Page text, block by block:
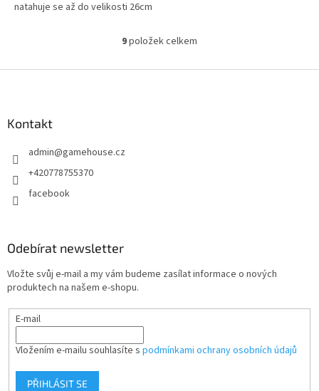
natahuje se až do velikosti 26cm
O
l
s
9položek celkem
Kontakt
admin@gamehouse.cz
+420778755370
facebook
Odebírat newsletter
Vložte svůj e-mail a my vám budeme zasílat informace o nových
produktech na našem e-shopu.
E-mail
Vložením e-mailu souhlasíte s podmínkami ochrany osobních údajů
PŘIHLÁSIT SE